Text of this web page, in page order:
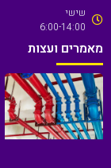
שישי
6:00-14:00
מאמרים ועצות